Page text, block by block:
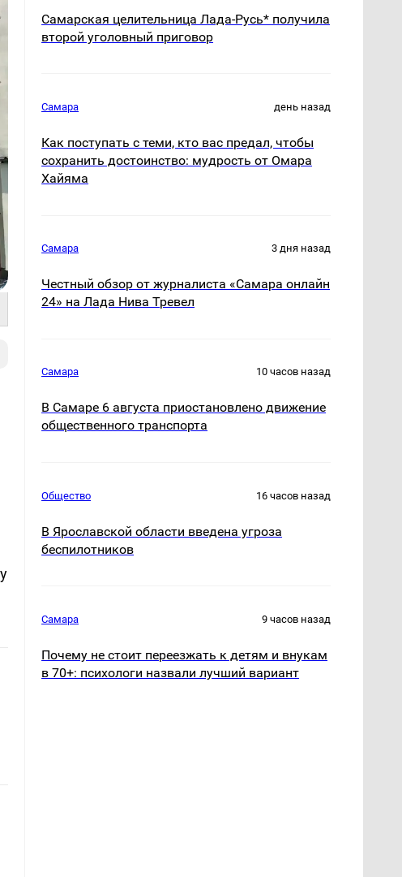
Самарская целительница Лада-Русь* получила
второй уголовный приговор
Самара день назад
Как поступать с теми, кто вас предал, чтобы
сохранить достоинство: мудрость от Омара
Хайяма
Самара 3 дня назад
Честный обзор от журналиста «Самара онлайн
24» на Лада Нива Тревел
Самара 10 часов назад
В Самаре 6 августа приостановлено движение
общественного транспорта
Общество 16 часов назад
В Ярославской области введена угроза
беспилотников
Самара 9 часов назад
Почему не стоит переезжать к детям и внукам
в 70+: психологи назвали лучший вариант